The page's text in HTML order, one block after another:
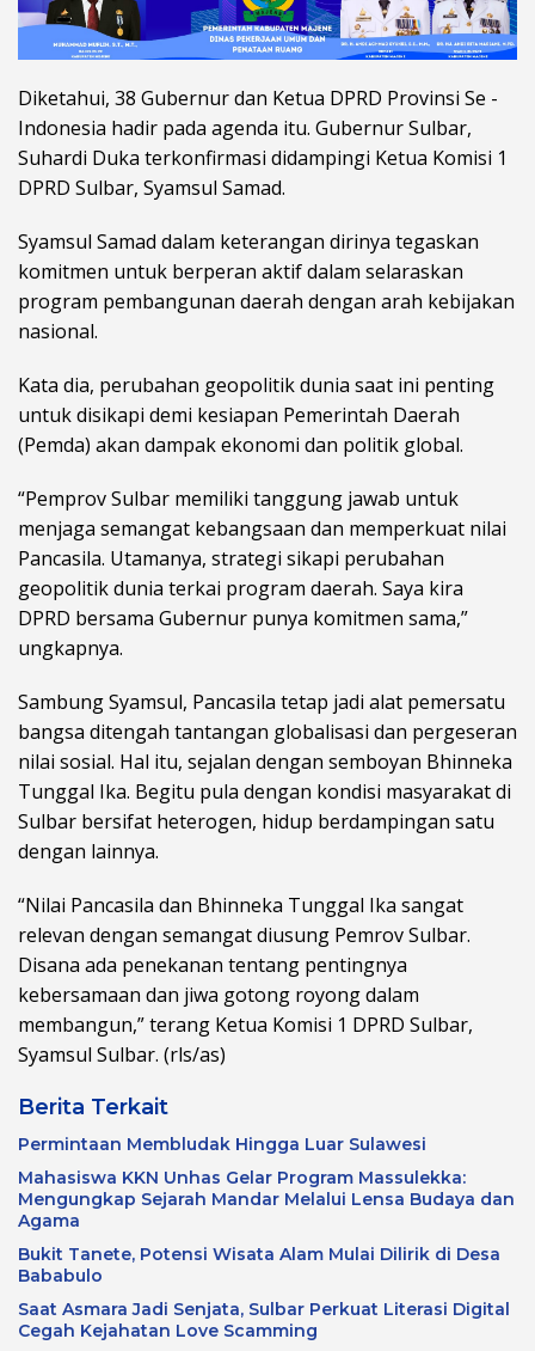
Diketahui, 38 Gubernur dan Ketua DPRD Provinsi Se -
Indonesia hadir pada agenda itu. Gubernur Sulbar,
Suhardi Duka terkonfirmasi didampingi Ketua Komisi 1
DPRD Sulbar, Syamsul Samad.
Syamsul Samad dalam keterangan dirinya tegaskan
komitmen untuk berperan aktif dalam selaraskan
program pembangunan daerah dengan arah kebijakan
nasional.
Kata dia, perubahan geopolitik dunia saat ini penting
untuk disikapi demi kesiapan Pemerintah Daerah
(Pemda) akan dampak ekonomi dan politik global.
“Pemprov Sulbar memiliki tanggung jawab untuk
menjaga semangat kebangsaan dan memperkuat nilai
Pancasila. Utamanya, strategi sikapi perubahan
geopolitik dunia terkai program daerah. Saya kira
DPRD bersama Gubernur punya komitmen sama,”
ungkapnya.
Sambung Syamsul, Pancasila tetap jadi alat pemersatu
bangsa ditengah tantangan globalisasi dan pergeseran
nilai sosial. Hal itu, sejalan dengan semboyan Bhinneka
Tunggal Ika. Begitu pula dengan kondisi masyarakat di
Sulbar bersifat heterogen, hidup berdampingan satu
dengan lainnya.
“Nilai Pancasila dan Bhinneka Tunggal Ika sangat
relevan dengan semangat diusung Pemrov Sulbar.
Disana ada penekanan tentang pentingnya
kebersamaan dan jiwa gotong royong dalam
membangun,” terang Ketua Komisi 1 DPRD Sulbar,
Syamsul Sulbar. (rls/as)
Berita Terkait
Permintaan Membludak Hingga Luar Sulawesi
Mahasiswa KKN Unhas Gelar Program Massulekka:
Mengungkap Sejarah Mandar Melalui Lensa Budaya dan
Agama
Bukit Tanete, Potensi Wisata Alam Mulai Dilirik di Desa
Bababulo
Saat Asmara Jadi Senjata, Sulbar Perkuat Literasi Digital
Cegah Kejahatan Love Scamming